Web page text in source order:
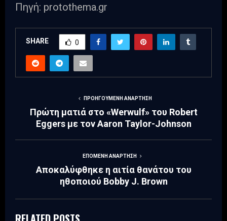
Πηγή: protothema.gr
SHARE 0
ΠΡΟΗΓΟΎΜΕΝΗ ΑΝΆΡΤΗΣΗ
Πρώτη ματιά στο «Werwulf» του Robert
Eggers με τον Aaron Taylor-Johnson
ΕΠΌΜΕΝΗ ΑΝΆΡΤΗΣΗ
Αποκαλύφθηκε η αιτία θανάτου του
ηθοποιού Bobby J. Brown